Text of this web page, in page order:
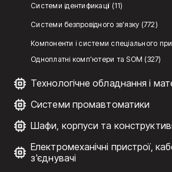
Системи ідентификації (11)
Системи безпровідного зв'язку (772)
Компоненти і системи спеціального
Одноплатні комп'ютери та SOM (327)
Технологічне обладнання і
Системи промавтоматики
Шафи, корпуси та
Електромеханічні пристрої,
з'єднувачі